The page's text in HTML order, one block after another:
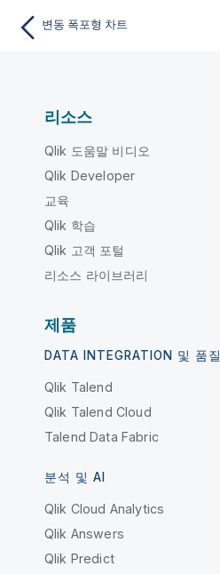
변동 폭포형 차트
리소스
Qlik 도움말 비디오
Qlik Developer
교육
Qlik 학습
Qlik 고객 포털
리소스 라이브러리
제품
DATA INTEGRATION 및 품질
Qlik Talend
Qlik Talend Cloud
Talend Data Fabric
분석 및 AI
Qlik Cloud Analytics
Qlik Answers
Qlik Predict